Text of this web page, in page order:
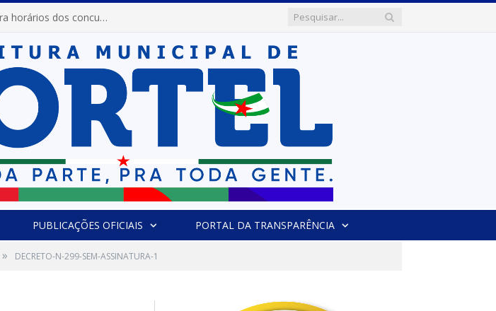
Prefeitura de Portel prorroga inscrições e altera horários dos concursos “Musa” e “Miss Mix Verão 2026”
PUBLICAÇÕES OFICIAIS PORTAL DA TRANSPARÊNCIA
» DECRETO-N-299-SEM-ASSINATURA-1